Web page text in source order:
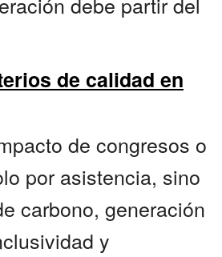
de calidad en
de congresos o
por asistencia, sino
carbono, generación
y